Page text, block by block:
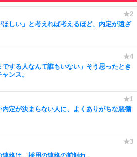
ほしい」と考えれば考えるほど、内定が遠ざ
でする人なんて誰もいない」そう思ったとき
ンス。
内定が決まらない人に、よくありがちな悪循
連絡は、採用の連絡の前触れ。